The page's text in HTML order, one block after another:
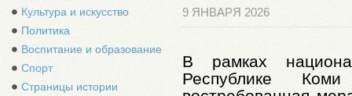
Культура и искусство
Политика
Воспитание и образование
Спорт
Страницы истории
9 ЯНВАРЯ 2026
В рамках
Республике